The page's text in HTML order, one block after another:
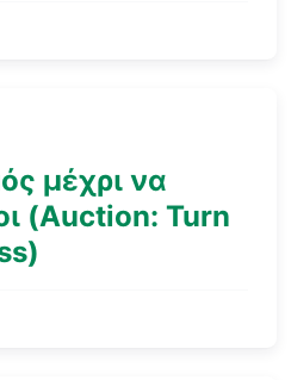
μέχρι να
(Auction: Turn